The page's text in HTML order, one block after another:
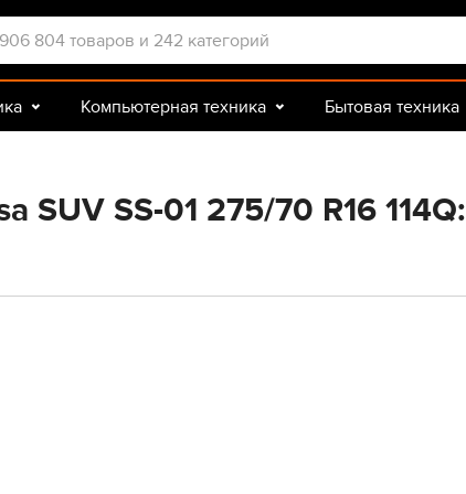
Компьютерная техника Бытовая техника
SUV SS-01 275/70 R16 114Q: